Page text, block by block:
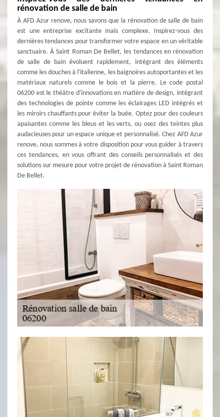
rénovation de salle de bain
À AFD Azur renove, nous savons que la rénovation de salle de bain
est une entreprise excitante mais complexe. Inspirez-vous des
dernières tendances pour transformer votre espace en un véritable
sanctuaire. À Saint Roman De Bellet, les tendances en rénovation
de salle de bain évoluent rapidement, intégrant des éléments
comme les douches à l'italienne, les baignoires autoportantes et les
matériaux naturels comme le bois et la pierre. Le code postal
06200 est le théâtre d'innovations en matière de design, intégrant
des technologies de pointe comme les éclairages LED intégrés et
les miroirs chauffants pour éviter la buée. Optez pour des couleurs
apaisantes comme les bleus et les verts, ou osez des teintes plus
audacieuses pour un espace unique et personnalisé. Chez AFD Azur
renove, nous sommes à votre disposition pour vous guider à travers
ces tendances, en vous offrant des conseils personnalisés et des
solutions sur mesure pour votre projet de rénovation à Saint Roman
De Bellet.